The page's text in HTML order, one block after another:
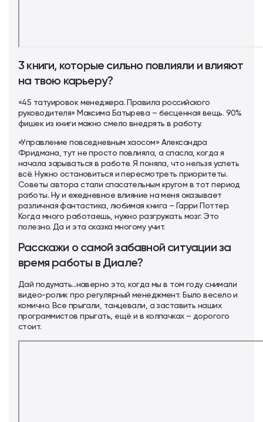
3 книги, которые сильно повлияли и влияют
на твою карьеру?
«45 татуировок менеджера. Правила российского
руководителя» Максима Батырева – бесценная вещь. 90%
фишек из книги можно смело внедрять в работу.
«Управление повседневным хаосом» Александра
Фридмана, тут не просто повлияла, а спасла, когда я
начала зарываться в работе. Я поняла, что нельзя успеть
всё. Нужно остановиться и пересмотреть приоритеты.
Советы автора стали спасательным кругом в тот период
работы. Ну и ежедневное влияние на меня оказывает
различная фантастика, любимая книга – Гарри Поттер.
Когда много работаешь, нужно разгружать мозг. Это
полезно. Да и эта сказка многому учит.
Расскажи о самой забавной ситуации за
время работы в Диале?
Дай подумать...наверно это, когда мы в том году снимали
видео-ролик про регулярный менеджмент. Было весело и
комично. Все прыгали, танцевали, а заставить наших
программистов прыгать, ещё и в колпачках – дорогого
стоит.